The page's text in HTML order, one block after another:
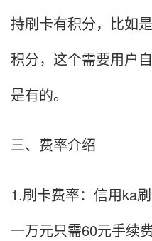
持刷卡有积分，比如
积分，这个需要用户
是有的。
三、费率介绍
1.刷卡费率：信用ka
一万元只需60元手续费